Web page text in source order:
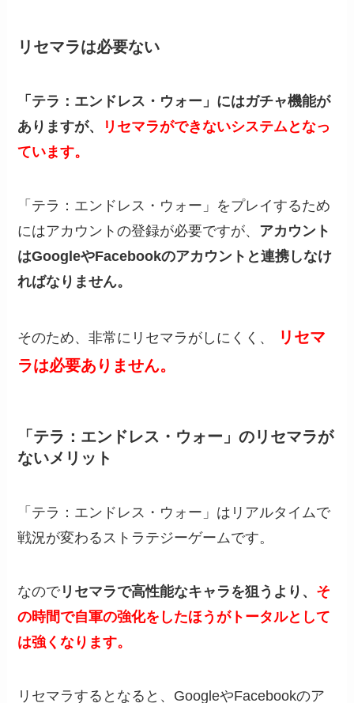
リセマラは必要ない
「テラ：エンドレス・ウォー」にはガチャ機能が
ありますが、
リセマラができないシステムとなっ
ています。
「テラ：エンドレス・ウォー」をプレイするため
にはアカウントの登録が必要ですが、 アカウント
はGoogleやFacebookのアカウントと連携しなけ
ればなりません。
そのため、非常にリセマラがしにくく、
リセマ
ラは必要ありません。
「テラ：エンドレス・ウォー」のリセマラが
ないメリット
「テラ：エンドレス・ウォー」はリアルタイムで
戦況が変わるストラテジーゲームです。
なのでリセマラで高性能なキャラを狙うより、 そ
の時間で自軍の強化をしたほうがトータルとして
は強くなります。
リセマラするとなると、GoogleやFacebookのア